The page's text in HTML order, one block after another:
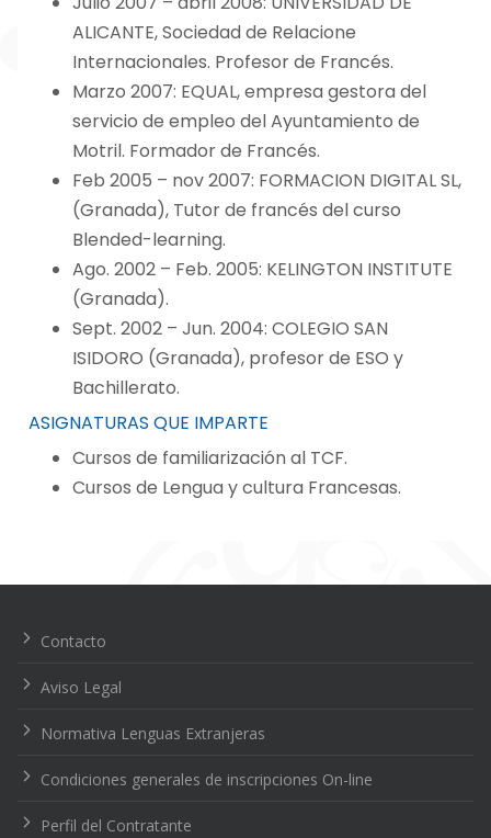
ALICANTE, Sociedad de Relacione
Internacionales. Profesor de Francés.
Marzo 2007: EQUAL, empresa gestora del
servicio de empleo del Ayuntamiento de
Motril. Formador de Francés.
Feb 2005 – nov 2007: FORMACION DIGITAL SL,
(Granada), Tutor de francés del curso
Blended-learning.
Ago. 2002 – Feb. 2005: KELINGTON INSTITUTE
(Granada).
Sept. 2002 – Jun. 2004: COLEGIO SAN
ISIDORO (Granada), profesor de ESO y
Bachillerato.
ASIGNATURAS QUE IMPARTE
Cursos de familiarización al TCF.
Cursos de Lengua y cultura Francesas.
de
Contacto
Aviso Legal
Normativa Lenguas Extranjeras
Condiciones generales de inscripciones On-line
Perfil del Contratante